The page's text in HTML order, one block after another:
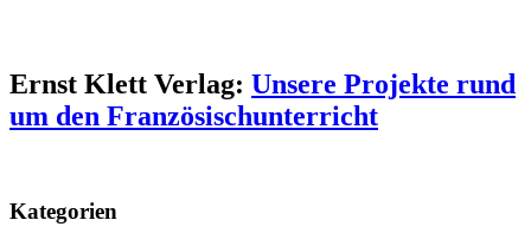
Ernst Klett Verlag: Unsere Projekte rund
um den Französischunterricht
Kategorien